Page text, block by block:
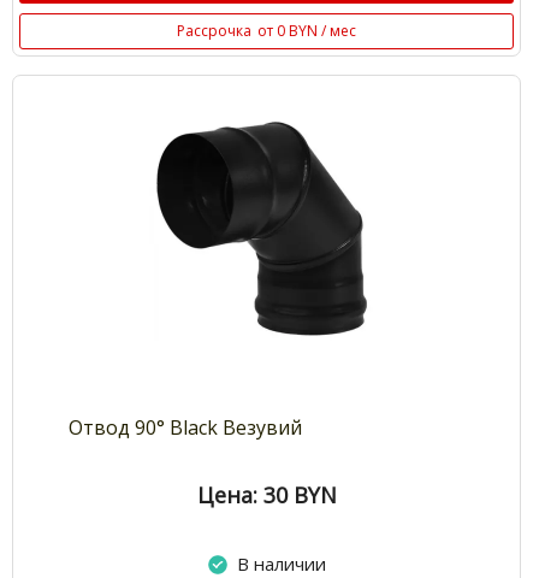
Рассрочка от 0 BYN / мес
Отвод 90° Black Везувий
Цена: 30 BYN
В наличии